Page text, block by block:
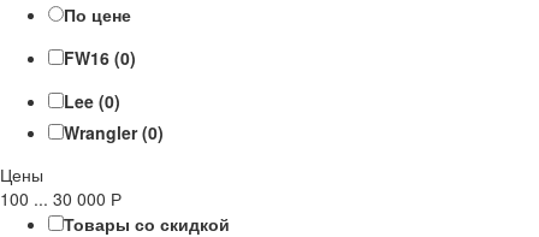
По цене
FW16 (0)
Lee (0)
Wrangler (0)
Цены
100 ... 30 000 Р
Товары со скидкой